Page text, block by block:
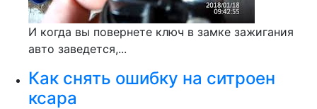
И когда вы повернете ключ в замке зажигания
авто заведется,...
Как снять ошибку на ситроен
ксара